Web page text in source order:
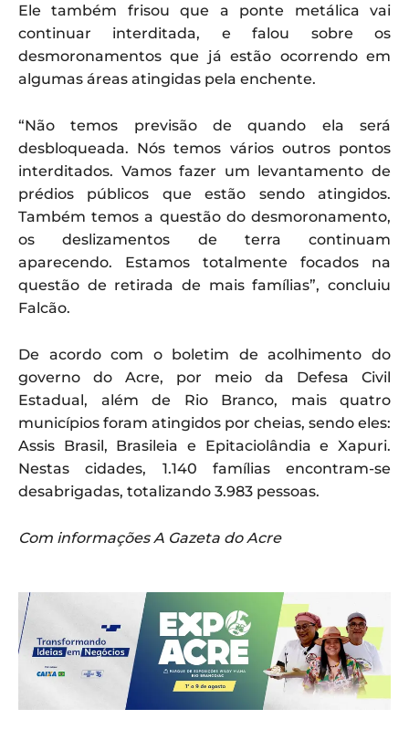
Ele também frisou que a ponte metálica vai
continuar interditada, e falou sobre os
desmoronamentos que já estão ocorrendo em
algumas áreas atingidas pela enchente.
“Não temos previsão de quando ela será
desbloqueada. Nós temos vários outros pontos
interditados. Vamos fazer um levantamento de
prédios públicos que estão sendo atingidos.
Também temos a questão do desmoronamento,
os deslizamentos de terra continuam
aparecendo. Estamos totalmente focados na
questão de retirada de mais famílias”, concluiu
Falcão.
De acordo com o boletim de acolhimento do
governo do Acre, por meio da Defesa Civil
Estadual, além de Rio Branco, mais quatro
municípios foram atingidos por cheias, sendo eles:
Assis Brasil, Brasileia e Epitaciolândia e Xapuri.
Nestas cidades, 1.140 famílias encontram-se
desabrigadas, totalizando 3.983 pessoas.
Com informações A Gazeta do Acre